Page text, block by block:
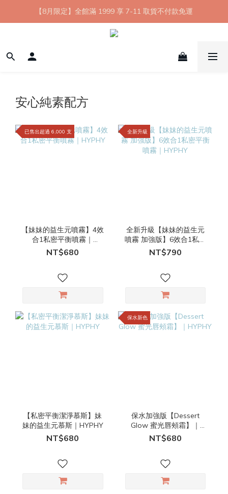
【8月限定】全館滿 1999 享 7-11 取貨不付款免運
【8月限定】全館滿 1999 享 7-11 取貨不付款免運
七夕情人節💘任選 A+B 限時優惠 $1314 元
新會員首購 7-11 店到店免運 點我成為HYPHY Girl
安心純素配方
已售出超過 6,000 支
【妹妹的益生元噴霧】4效
合1私密平衡噴霧｜
HYPHY
NT$680
全新升級
全新升級【妹妹的益生元
噴霧 加強版】6效合1私密
平衡噴霧｜HYPHY
NT$790
【私密平衡潔淨慕斯】妹
妹的益生元慕斯｜HYPHY
NT$680
保水新色
保水加強版【Dessert
Glow 蜜光唇頰霜】｜
HYPHY
NT$680